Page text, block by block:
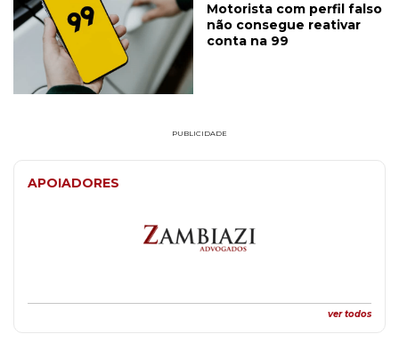
Motorista com perfil falso
não consegue reativar
conta na 99
PUBLICIDADE
APOIADORES
ver todos